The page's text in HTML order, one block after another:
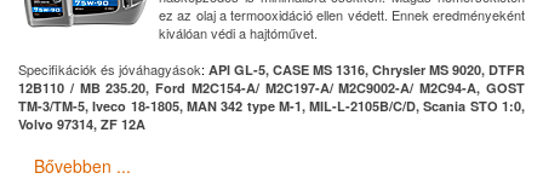
ez az olaj a termooxidáció ellen védett. Ennek eredményeként
kiválóan védi a hajtóművet.
Specifikációk és jóváhagyások: API GL-5, CASE MS 1316, Chrysler MS 9020, DTFR
12B110 / MB 235.20, Ford M2C154-A/ M2C197-A/ M2C9002-A/ M2C94-A, GOST
TM-3/TM-5, Iveco 18-1805, MAN 342 type M-1, MIL-L-2105B/C/D, Scania STO 1:0,
Volvo 97314, ZF 12A
Bővebben ...